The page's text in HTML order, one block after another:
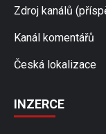
Zdroj kanálů
Kanál komentářů
Česká lokalizace
INZERCE